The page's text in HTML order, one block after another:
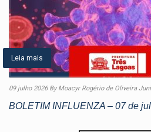
Leia mais
09 julho 2026 By Moacyr Rogério de Oliveira
BOLETIM INFLUENZA – 07 de